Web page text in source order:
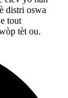
distri oswa
tout
tèt ou.